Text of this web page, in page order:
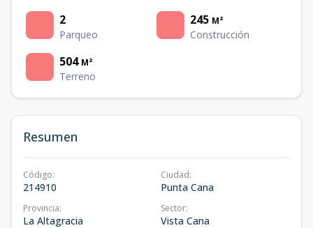
2
Parqueo
245 M²
Construcción
504 M²
Terreno
Resumen
Código:
214910
Ciudad:
Punta Cana
Provincia:
La Altagracia
Sector:
Vista Cana